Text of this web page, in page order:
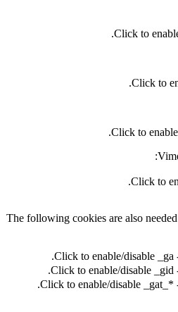
Click to
Click to
Click to
Click to
The following cookies are also
Click to enable/disable
Click to enable/disable
Click to enable/disable